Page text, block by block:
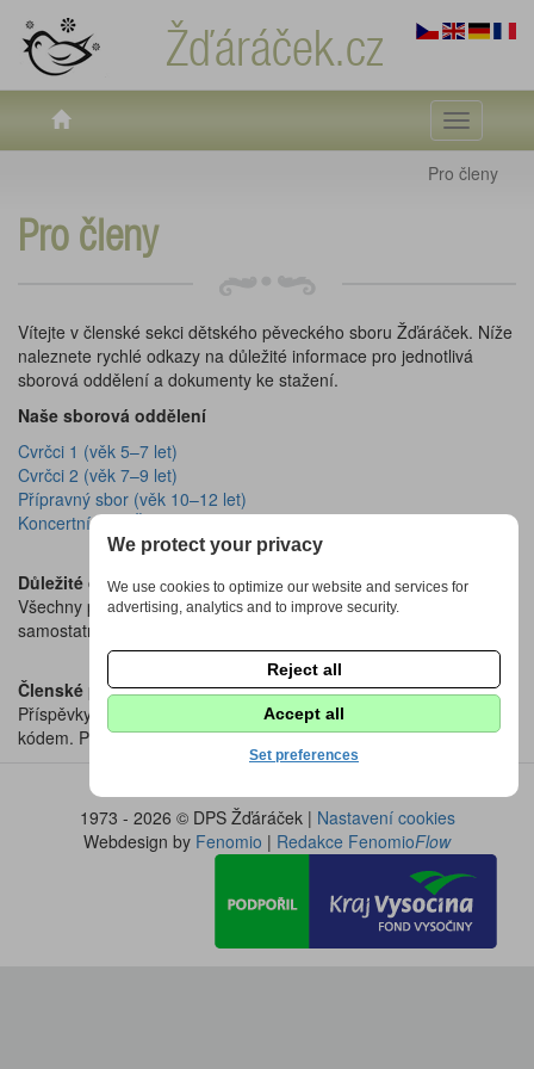
Žďáráček.cz
Toggle
Pro členy
Pro členy
Vítejte v členské sekci dětského pěveckého sboru Žďáráček. Níže
naleznete rychlé odkazy na důležité informace pro jednotlivá
sborová oddělení a dokumenty ke stažení.
Naše sborová oddělení
Cvrčci 1 (věk 5–7 let)
Cvrčci 2 (věk 7–9 let)
Přípravný sbor (věk 10–12 let)
Koncertní sbor Žďáráček (od 12 let)
Důležité dokumenty
Všechny potřebné formuláře, přihlášky a stanovy naleznete v
samostatné sekci
Členské příspěvky
Příspěvky na školní rok se hradí bankovním převodem nebo QR
kódem. Přesné pokyny a podklady k platbě najdetezde.
1973 - 2026 © DPS Žďáráček | Nastavení cookies
Webdesign by Fenomio | Redakce FenomioFlow
We protect your privacy
We use cookies to optimize our website and services for
advertising, analytics and to improve security.
Reject all
Accept all
Set preferences